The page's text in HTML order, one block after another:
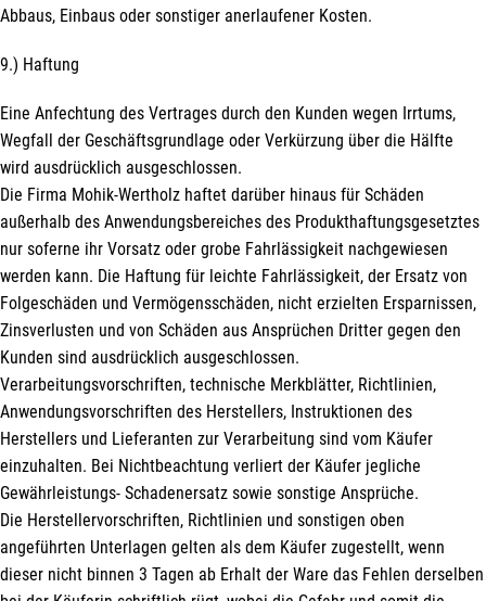
Abbaus, Einbaus oder sonstiger anerlaufener Kosten.
9.) Haftung
Eine Anfechtung des Vertrages durch den Kunden wegen Irrtums,
Wegfall der Geschäftsgrundlage oder Verkürzung über die Hälfte
wird ausdrücklich ausgeschlossen.
Die Firma Mohik-Wertholz haftet darüber hinaus für Schäden
außerhalb des Anwendungsbereiches des Produkthaftungsgesetztes
nur soferne ihr Vorsatz oder grobe Fahrlässigkeit nachgewiesen
werden kann. Die Haftung für leichte Fahrlässigkeit, der Ersatz von
Folgeschäden und Vermögensschäden, nicht erzielten Ersparnissen,
Zinsverlusten und von Schäden aus Ansprüchen Dritter gegen den
Kunden sind ausdrücklich ausgeschlossen.
Verarbeitungsvorschriften, technische Merkblätter, Richtlinien,
Anwendungsvorschriften des Herstellers, Instruktionen des
Herstellers und Lieferanten zur Verarbeitung sind vom Käufer
einzuhalten. Bei Nichtbeachtung verliert der Käufer jegliche
Gewährleistungs- Schadenersatz sowie sonstige Ansprüche.
Die Herstellervorschriften, Richtlinien und sonstigen oben
angeführten Unterlagen gelten als dem Käufer zugestellt, wenn
dieser nicht binnen 3 Tagen ab Erhalt der Ware das Fehlen derselben